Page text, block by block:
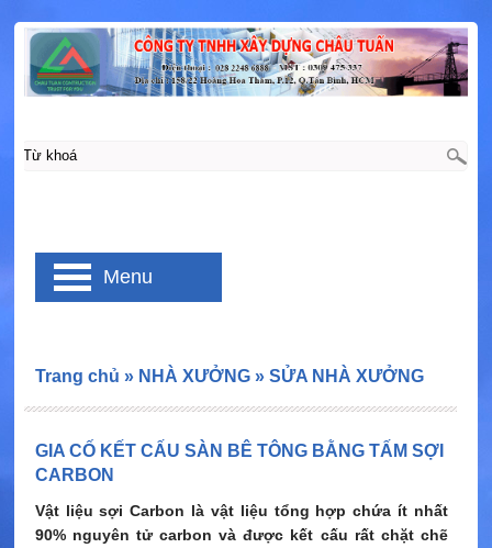
GIA CỐ KẾT CẤU SÀN BÊ TÔNG BẰNG TẤM SỢI
CARBON
Vật liệu sợi Carbon là vật liệu tổng hợp chứa ít nhất
90% nguyên tử carbon và được kết cấu rất chặt chẽ
Trang chủ » NHÀ XƯỞNG » SỬA NHÀ XƯỞNG
Menu